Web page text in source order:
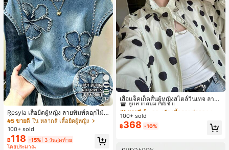
17
Resyla เสื้อยืดผู้หญิง ลายพิมพ์ดอกไม้สี
น้ำเงินวินเทจ เสื้อสำหรับออกไปเที่ยวฤ
ดูร้อน ดีไซน์กราฟิก สบายๆ อเนกประสง
ค์ สวมใส่ประจำวัน กลางแจ้ง ช้อปปิ้ง ท่
องเที่ยวกลางแจ้ง
#5 ขายดี ใน หลากสี เสื้อยืดผู้หญิง
100+ sold
฿118 -15% 3 วันสุดท้าย
โดยประมาณ
เสื้อแจ็คเก็ตสั้นผู้หญิงสไตล์วินเทจ ลายจุ
ดขนาดใหญ่ คอตั้ง เอวเข้ารูป แขนพอง
ทรงหลวม แฟชั่นอเนกประสงค์ สำหรับใ
ส่ประจำวันและไปเที่ยวพักผ่อน
#1 ขายดี
ใน กระเป๋า เสื้อคลุมลำลอง
ลูกค้ากลับมาซื้อซ้ำ!
#1 ขายดี ใน กระเป๋า เสื้อคลุมลำลอง
ลูกค้ากลับมาซื้อซ้ำ!
#1 ขายดี ใน กระเป๋า เสื้อคลุมลำลอง
ลูกค้ากลับมาซื้อซ้ำ!
#1 ขายดี ใน กระเป๋า เสื้อคลุมลำลอง
100+ sold
฿368 -10%